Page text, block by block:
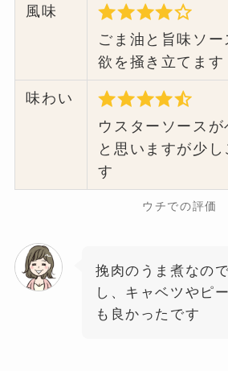
風味
ごま油と旨味ソ
欲を掻き立てます
味わい
ウスターソースが
と思いますが少
す
ウチでの評価
挽肉のうま煮なの
し、キャベツやピ
も良かったです